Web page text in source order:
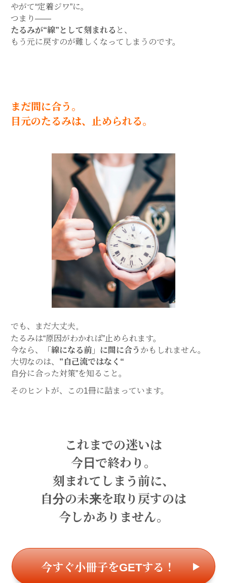
やがて“定着ジワ”に。
つまり——
たるみが“線”として刻まれる と、
もう元に戻すのが難しくなってしまうのです。
まだ間に合う。
目元のたるみは、止められる。
でも、まだ大丈夫。
たるみは“原因がわかれば”止められます。
今なら、
「線になる前」に間に合う かもしれません。
大切なのは、 ”自己流ではなく“
自分に合った対策”を知ること。
そのヒントが、この1冊に詰まっています。
これまでの迷いは
今日で終わり。
刻まれてしまう前に、
自分の未来を取り戻すのは
今しかありません。
今すぐ小冊子をGETする！